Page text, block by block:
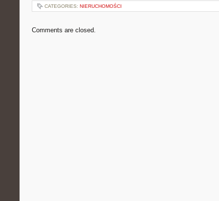
CATEGORIES: NIERUCHOMOŚCI
Comments are closed.